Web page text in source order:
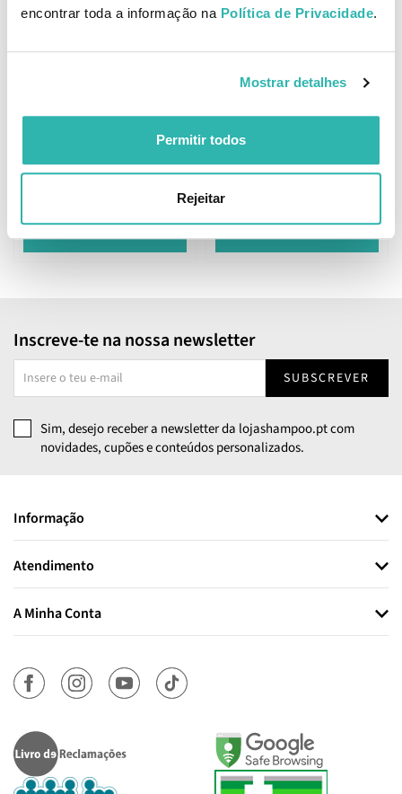
encontrar toda a informação na Política de Privacidade.
Mostrar detalhes
Permitir todos
Rejeitar
9.48
ADICIONAR
Mustela Espuma de Banho
9.26
ADICIONAR
Inscreve-te na nossa newsletter
SUBSCREVER
Sim, desejo receber a newsletter da lojashampoo.pt com
novidades, cupões e conteúdos personalizados.
Informação
Atendimento
A Minha Conta